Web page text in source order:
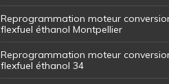
Reprogrammation moteur
flexfuel éthanol Montpellier
Reprogrammation moteur
flexfuel éthanol 34